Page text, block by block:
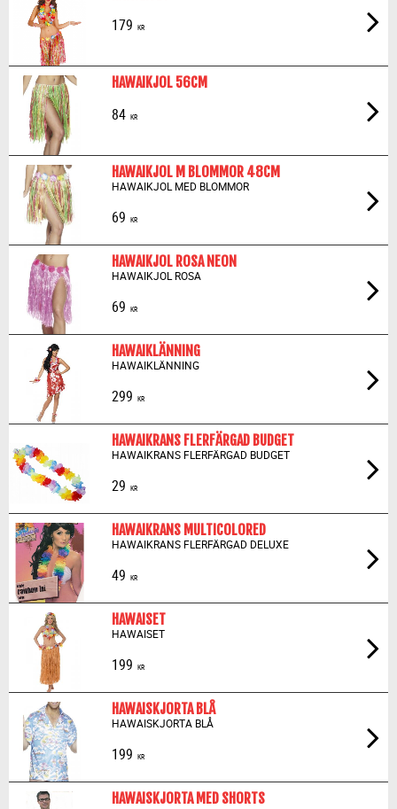
179 KR
HAWAIKJOL 56CM
84 KR
HAWAIKJOL M BLOMMOR 48CM
HAWAIKJOL MED BLOMMOR
69 KR
HAWAIKJOL ROSA NEON
HAWAIKJOL ROSA
69 KR
HAWAIKLÄNNING
HAWAIKLÄNNING
299 KR
HAWAIKRANS FLERFÄRGAD BUDGET
HAWAIKRANS FLERFÄRGAD BUDGET
29 KR
HAWAIKRANS MULTICOLORED
HAWAIKRANS FLERFÄRGAD DELUXE
49 KR
HAWAISET
HAWAISET
199 KR
HAWAISKJORTA BLÅ
HAWAISKJORTA BLÅ
199 KR
HAWAISKJORTA MED SHORTS